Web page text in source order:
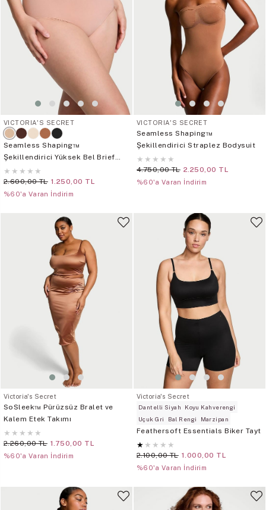
VICTORIA'S SECRET
Seamless Shaping™
Şekillendirici Yüksek Bel Brief
Külot
★ ★ ★ ★ ★
2.600,00 TL 1.250,00 TL
%60'a Varan İndirim
VICTORIA'S SECRET
Seamless Shaping™
Şekillendirici Straplez Bodysuit
★ ★ ★ ★ ★
4.750,00 TL 2.250,00 TL
%60'a Varan İndirim
Victoria's Secret
SoSleek™ Pürüzsüz Bralet ve
Kalem Etek Takımı
★ ★ ★ ★ ★
2.260,00 TL 1.750,00 TL
%60'a Varan İndirim
Victoria's Secret
Dantelli Siyah
Koyu Kahverengi
Uçuk Gri
Bal Rengi Marzipan
Feathersoft Essentials Biker Tayt
★ ★ ★ ★ ★
2.100,00 TL 1.000,00 TL
%60'a Varan İndirim